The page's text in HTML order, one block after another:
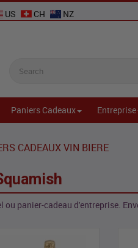
US CH NZ
Paniers Cadeaux Entreprise
CADEAUX VIN BIERE
panier-cadeau d'entreprise.